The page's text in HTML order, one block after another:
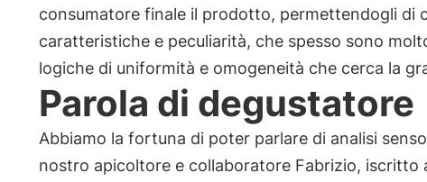
consumatore finale il prodotto, permettendogli di
caratteristiche e peculiarità, che spesso sono
logiche di uniformità e omogeneità che cerca la
Parola di degustatore
Abbiamo la fortuna di poter parlare di analisi
nostro apicoltore e collaboratore Fabrizio, iscritto